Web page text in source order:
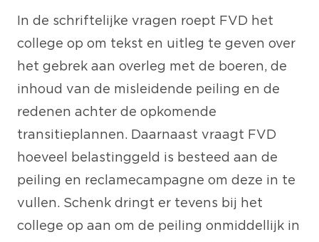
In de schriftelijke vragen roept FVD het
college op om tekst en uitleg te geven over
het gebrek aan overleg met de boeren, de
inhoud van de misleidende peiling en de
redenen achter de opkomende
transitieplannen. Daarnaast vraagt FVD
hoeveel belastinggeld is besteed aan de
peiling en reclamecampagne om deze in te
vullen. Schenk dringt er tevens bij het
college op aan om de peiling onmiddellijk in